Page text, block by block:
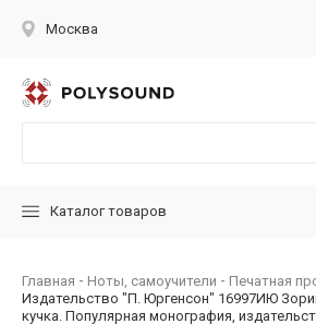
Москва
Каталог товаров
Главная Ноты, самоучители
Печатная
Издательство "П. Юргенсон" 16997ИЮ
кучка. Популярная монография,